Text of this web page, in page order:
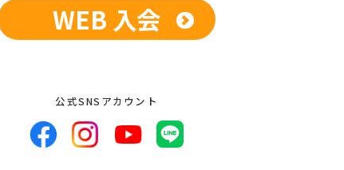
WEB 入会
公式SNSアカウント